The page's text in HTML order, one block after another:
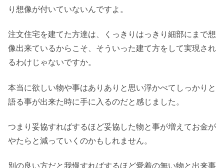
り想像が付いていないんですよ。
注文住宅を建てた方達は、くっきりはっきり細部にまで想
像出来ているからこそ、そういった建て方をして実現され
るわけじゃないですか。
本当に欲しい物や事はありありと思い浮かべてしっかりと
語る事が出来た時に手に入るのだと感じました。
つまり妥協すればするほど妥協した物と事が増えてお金が
やたらと減っていくのかもしれません。
別の良い方だと我慢すればするほど愛着の無い物と出来事